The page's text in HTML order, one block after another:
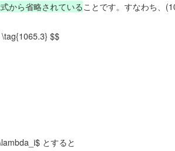
から省略されていることです。すなわち、
$$
とすると